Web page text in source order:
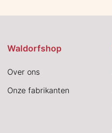
Waldorfshop
Over ons
Onze fabrikanten